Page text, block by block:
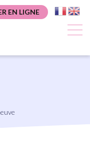
EN LIGNE